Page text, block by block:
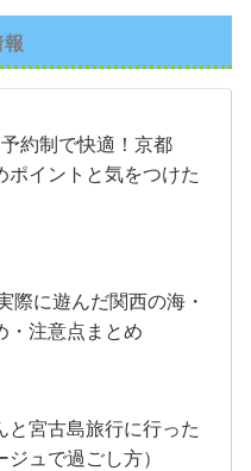
約制で快適！京都
ポイントと気をつけた
際に遊んだ関西の海・
・注意点まとめ
と宮古島旅行に行った
ュで過ごし方）